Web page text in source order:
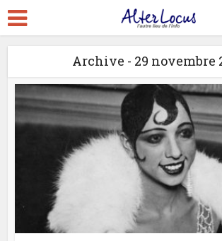
Archive - 29 novembre